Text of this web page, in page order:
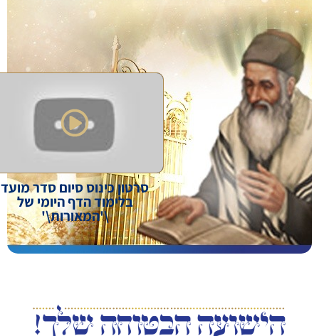
סרטון כינוס סיום סדר מועד
בלימוד הדף היומי של
\'המאורות\'